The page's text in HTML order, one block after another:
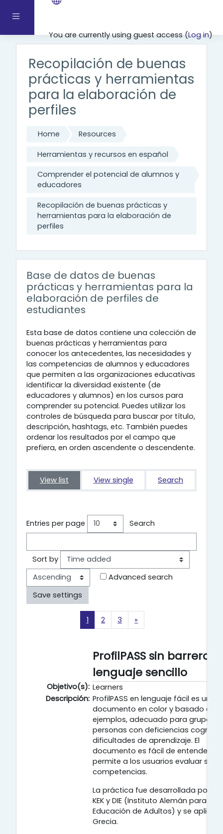
Side panel
You are currently using guest access (Log in)
Skip to main content
Recopilación de buenas
prácticas y herramientas
para la elaboración de
perfiles
Home Resources
Herramientas y recursos en español
Comprender el potencial de alumnos y
educadores
Recopilación de buenas prácticas y
herramientas para la elaboración de
perfiles
Base de datos de buenas
prácticas y herramientas para la
elaboración de perfiles de
estudiantes
Esta base de datos contiene una colección de
buenas prácticas y herramientas para
conocer los antecedentes, las necesidades y
las competencias de alumnos y educadores
que permiten a las organizaciones educativas
identificar la diversidad existente (de
educadores y alumnos) en los cursos para
comprender su potencial. Puedes utilizar los
controles de búsqueda para buscar por título,
descripción, hashtags, etc. También puedes
ordenar los resultados por el campo que
prefiera, en orden ascendente o descendente.
View list View single Search
Entries per page Search
Sort by
Advanced search
1 Page 1
2 Page 2
3 Page 3
»
ProfilPASS sin barreras
lenguaje sencillo
Objetivo(s): Learners
Descripción: ProfilPASS en lenguaje fácil es un
documento en color y basado en
ejemplos, adecuado para grupos o
personas con deficiencias
dificultades de aprendizaje. El
documento es fácil de entender y
permite a los usuarios evaluar sus
competencias.
La práctica fue desarrollada por
KEK y DIE (Instituto Alemán para la
Educación de Adultos) y se aplicó
Grecia.